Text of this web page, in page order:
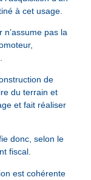
à cet usage.
n’assume pas la
de
du terrain et
et fait réaliser
donc, selon le
fiscal.
est cohérente